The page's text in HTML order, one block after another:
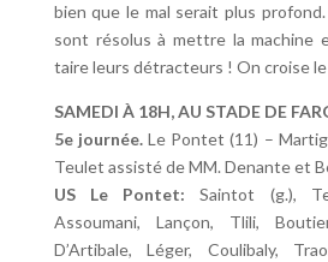
bien que le mal serait plus
sont résolus à mettre la machine
taire leurs détracteurs ! On croise
SAMEDI À 18H, AU STADE DE
5e journée.Le Pontet (11) –
Teulet assisté de MM. Denante et
US Le Pontet: Saintot (g.),
Assoumani, Lançon, Tlili,
D’Artibale, Léger, Coulibaly,